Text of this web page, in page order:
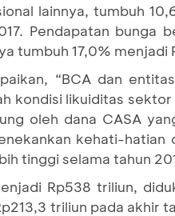
lainnya, tumbuh
Pendapatan bunga
17,0% menjadi
“BCA dan
kondisi likuiditas
oleh dana CASA
kehati-hatian
tinggi selama tahun
Rp538 triliun,
triliun pada akhir